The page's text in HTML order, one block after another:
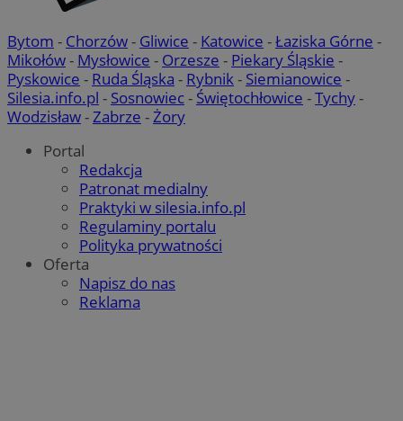
Bytom - Chorzów- Gliwice - Katowice -Łaziska Górne -
Mikołów- Mysłowice - Orzesze - Piekary Śląskie -
Pyskowice - Ruda Śląska - Rybnik - Siemianowice -
Silesia.info.pl - Sosnowiec- Świętochłowice -Tychy-
Wodzisław- Zabrze - Żory
Portal
Redakcja
Patronat medialny
Praktyki w silesia.info.pl
Regulaminy portalu
Polityka prywatności
Oferta
Napisz do nas
Reklama